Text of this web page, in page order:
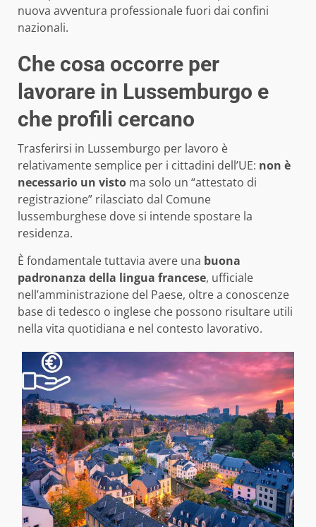
nuova avventura professionale fuori dai confini
nazionali.
Che cosa occorre per
lavorare in Lussemburgo e
che profili cercano
Trasferirsi in Lussemburgo per lavoro è
relativamente semplice per i cittadini dell’UE: non è
necessario un visto ma solo un “attestato di
registrazione” rilasciato dal Comune
lussemburghese dove si intende spostare la
residenza.
È fondamentale tuttavia avere una buona
padronanza della lingua francese, ufficiale
nell’amministrazione del Paese, oltre a conoscenze
base di tedesco o inglese che possono risultare utili
nella vita quotidiana e nel contesto lavorativo.